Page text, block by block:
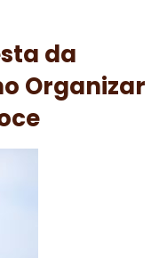
da
Organizar